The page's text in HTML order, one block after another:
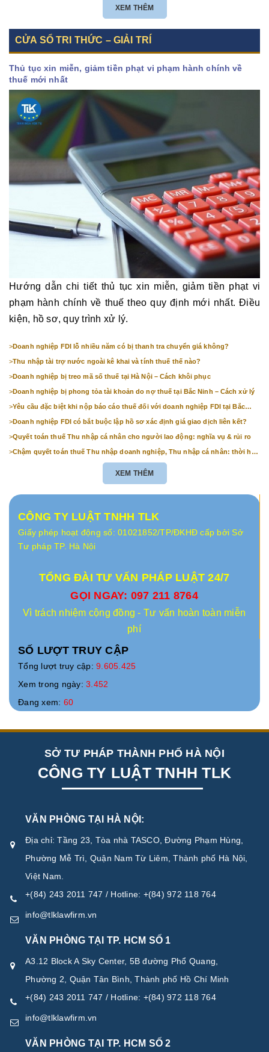
XEM THÊM
CỬA SỔ TRI THỨC – GIẢI TRÍ
Thủ tục xin miễn, giảm tiền phạt vi phạm hành chính về
thuế mới nhất
Hướng dẫn chi tiết thủ tục xin miễn, giảm tiền phạt vi
phạm hành chính về thuế theo quy định mới nhất. Điều
kiện, hồ sơ, quy trình xử lý.
>Doanh nghiệp FDI lỗ nhiều năm có bị thanh tra chuyển giá không?
>Thu nhập tài trợ nước ngoài kê khai và tính thuế thế nào?
>Doanh nghiệp bị treo mã số thuế tại Hà Nội – Cách khôi phục
>Doanh nghiệp bị phong tỏa tài khoản do nợ thuế tại Bắc Ninh – Cách xử lý
>Yêu cầu đặc biệt khi nộp báo cáo thuế đối với doanh nghiệp FDI tại Bắc
>Doanh nghiệp FDI có bắt buộc lập hồ sơ xác định giá giao dịch liên kết?
>Quyết toán thuế Thu nhập cá nhân cho người lao động: nghĩa vụ & rủi ro
>Chậm quyết toán thuế Thu nhập doanh nghiệp, Thu nhập cá nhân: thời hạn
XEM THÊM
CÔNG TY LUẬT TNHH TLK
Giấy phép hoạt động số: 01021852/TP/ĐKHĐ cấp bởi Sở
Tư pháp TP. Hà Nội
TỔNG ĐÀI TƯ VẤN PHÁP LUẬT 24/7
GỌI NGAY: 097 211 8764
Vì trách nhiệm cộng đồng - Tư vấn hoàn toàn miễn
phí
SỐ LƯỢT TRUY CẬP
Tổng lượt truy cập: 9.605.425
Xem trong ngày: 3.452
Đang xem: 60
SỞ TƯ PHÁP THÀNH PHỐ HÀ NỘI
CÔNG TY LUẬT TNHH TLK
VĂN PHÒNG TẠI HÀ NỘI:
Địa chỉ: Tầng 23, Tòa nhà TASCO, Đường Phạm Hùng,
Phường Mễ Trì, Quận Nam Từ Liêm, Thành phố Hà Nội,
Việt Nam.
+(84) 243 2011 747 / Hotline: +(84) 972 118 764
info@tlklawfirm.vn
VĂN PHÒNG TẠI TP. HCM SỐ 1
A3.12 Block A Sky Center, 5B đường Phổ Quang,
Phường 2, Quận Tân Bình, Thành phố Hồ Chí Minh
+(84) 243 2011 747 / Hotline: +(84) 972 118 764
info@tlklawfirm.vn
VĂN PHÒNG TẠI TP. HCM SỐ 2